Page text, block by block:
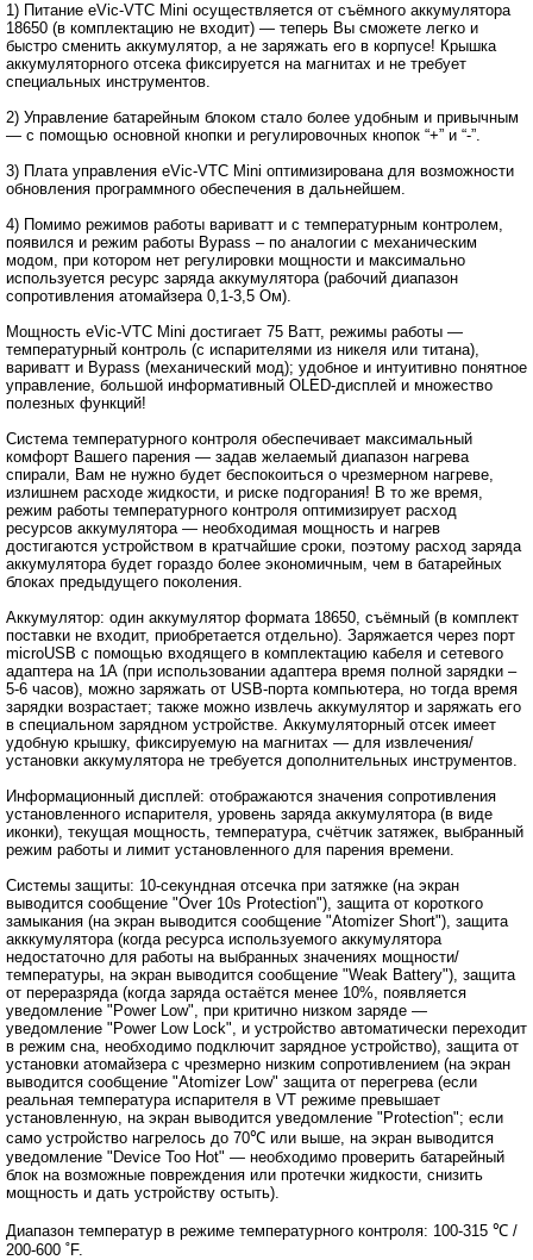
1) Питание eVic-VTС Mini осуществляется от съёмного аккумулятора
18650 (в комплектацию не входит) ― теперь Вы сможете легко и
быстро сменить аккумулятор, а не заряжать его в корпусе! Крышка
аккумуляторного отсека фиксируется на магнитах и не требует
специальных инструментов.
2) Управление батарейным блоком стало более удобным и привычным
― с помощью основной кнопки и регулировочных кнопок “+” и “-”.
3) Плата управления eVic-VTC Mini оптимизирована для возможности
обновления программного обеспечения в дальнейшем.
4) Помимо режимов работы вариватт и с температурным контролем,
появился и режим работы Bypass – по аналогии с механическим
модом, при котором нет регулировки мощности и максимально
используется ресурс заряда аккумулятора (рабочий диапазон
сопротивления атомайзера 0,1-3,5 Ом).
Мощность eVic-VTС Mini достигает 75 Ватт, режимы работы ―
температурный контроль (с испарителями из никеля или титана),
вариватт и Bypass (механический мод); удобное и интуитивно понятное
управление, большой информативный OLED-дисплей и множество
полезных функций!
Cистема температурного контроля обеспечивает максимальный
комфорт Вашего парения ― задав желаемый диапазон нагрева
спирали, Вам не нужно будет беспокоиться о чрезмерном нагреве,
излишнем расходе жидкости, и риске подгорания! В то же время,
режим работы температурного контроля оптимизирует расход
ресурсов аккумулятора ― необходимая мощность и нагрев
достигаются устройством в кратчайшие сроки, поэтому расход заряда
аккумулятора будет гораздо более экономичным, чем в батарейных
блоках предыдущего поколения.
Аккумулятор: один аккумулятор формата 18650, съёмный (в комплект
поставки не входит, приобретается отдельно). Заряжается через порт
microUSB с помощью входящего в комплектацию кабеля и сетевого
адаптера на 1А (при использовании адаптера время полной зарядки –
5-6 часов), можно заряжать от USB-порта компьютера, но тогда время
зарядки возрастает; также можно извлечь аккумулятор и заряжать его
в специальном зарядном устройстве. Аккумуляторный отсек имеет
удобную крышку, фиксируемую на магнитах ― для извлечения/
установки аккумулятора не требуется дополнительных инструментов.
Информационный дисплей: отображаются значения сопротивления
установленного испарителя, уровень заряда аккумулятора (в виде
иконки), текущая мощность, температура, счётчик затяжек, выбранный
режим работы и лимит установленного для парения времени.
Системы защиты: 10-секундная отсечка при затяжке (на экран
выводится сообщение "Over 10s Protection"), защита от короткого
замыкания (на экран выводится сообщение "Atomizer Short"), защита
акккумулятора (когда ресурса используемого аккумулятора
недостаточно для работы на выбранных значениях мощности/
температуры, на экран выводится сообщение "Weak Battery"), защита
от переразряда (когда заряда остаётся менее 10%, появляется
уведомление "Power Low", при критично низком заряде ―
уведомление "Power Low Lock", и устройство автоматически переходит
в режим сна, необходимо подключит зарядное устройство), защита от
установки атомайзера с чрезмерно низким сопротивлением (на экран
выводится сообщение "Atomizer Low" защита от перегрева (если
реальная температура испарителя в VT режиме превышает
установленную, на экран выводится уведомление "Protection"; если
само устройство нагрелось до 70℃ или выше, на экран выводится
уведомление "Device Too Hot" ― необходимо проверить батарейный
блок на возможные повреждения или протечки жидкости, снизить
мощность и дать устройству остыть).
Диапазон температур в режиме температурного контроля: 100-315 ℃ /
200-600 ˚F.